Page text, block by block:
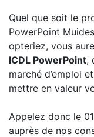
Quel que soit le
PowerPoint
opteriez, vous
ICDL PowerPoint,
marché d’emploi
mettre en valeur
Appelez donc le
auprès de nos